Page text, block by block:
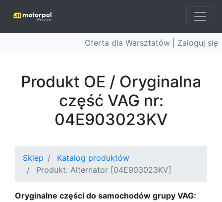
Oferta dla Warsztatów | Zaloguj się
Produkt OE / Oryginalna
część VAG nr:
04E903023KV
Sklep
Katalog produktów
Produkt: Alternator [04E903023KV]
Oryginalne części do samochodów grupy VAG: